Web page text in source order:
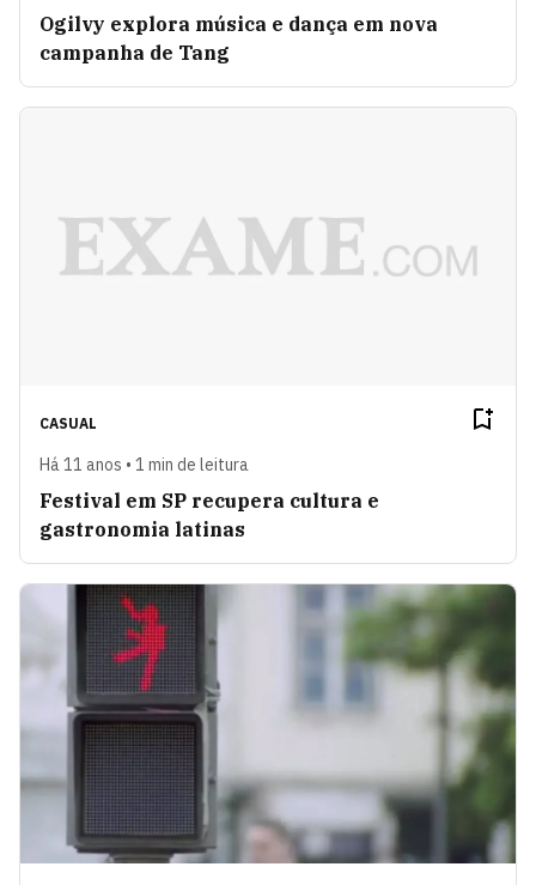
Ogilvy explora música e dança em nova
campanha de Tang
CASUAL
Há 11 anos • 1 min de leitura
Festival em SP recupera cultura e
gastronomia latinas